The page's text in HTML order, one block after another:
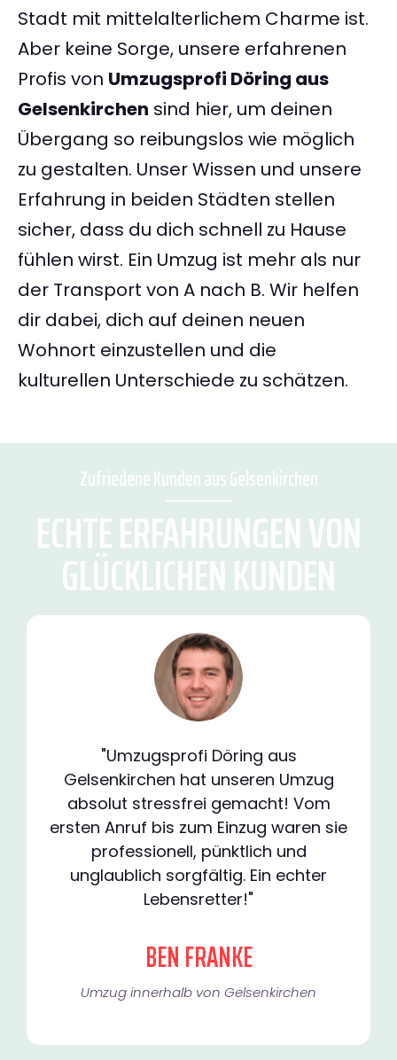
Stadt mit mittelalterlichem Charme ist.
Aber keine Sorge, unsere erfahrenen
Profis von Umzugsprofi Döring aus
Gelsenkirchen sind hier, um deinen
Übergang so reibungslos wie möglich
zu gestalten. Unser Wissen und unsere
Erfahrung in beiden Städten stellen
sicher, dass du dich schnell zu Hause
fühlen wirst. Ein Umzug ist mehr als nur
der Transport von A nach B. Wir helfen
dir dabei, dich auf deinen neuen
Wohnort einzustellen und die
kulturellen Unterschiede zu schätzen.
Zufriedene Kunden aus Gelsenkirchen
ECHTE ERFAHRUNGEN VON
GLÜCKLICHEN KUNDEN
"Umzugsprofi Döring aus
Gelsenkirchen hat unseren Umzug
absolut stressfrei gemacht! Vom
ersten Anruf bis zum Einzug waren sie
professionell, pünktlich und
unglaublich sorgfältig. Ein echter
Lebensretter!"
BEN FRANKE
Umzug innerhalb von Gelsenkirchen​